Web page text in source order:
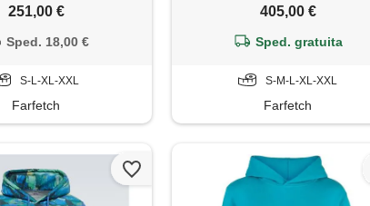
251,00 €
Sped. 18,00 €
S-L-XL-XXL
Farfetch
405,00 €
Sped. gratuita
S-M-L-XL-XXL
Farfetch